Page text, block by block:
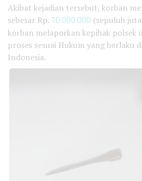
Akibat kejadian tersebut, korban
sebesar Rp. 10.000.000 (sepuluh
korban melaporkan kepihak polsek
proses sesuai Hukum yang berlaku
Indonesia.